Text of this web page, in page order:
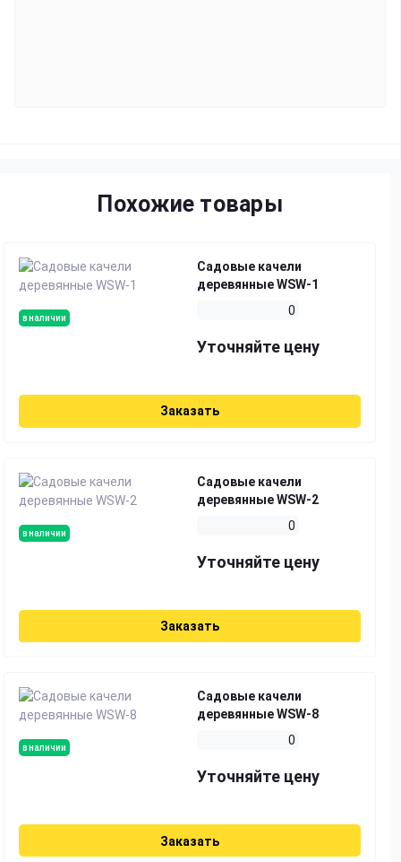
Похожие товары
в наличии
Садовые качели
деревянные WSW-1
0
Уточняйте цену
Заказать
в наличии
Садовые качели
деревянные WSW-2
0
Уточняйте цену
Заказать
в наличии
Садовые качели
деревянные WSW-8
0
Уточняйте цену
Заказать